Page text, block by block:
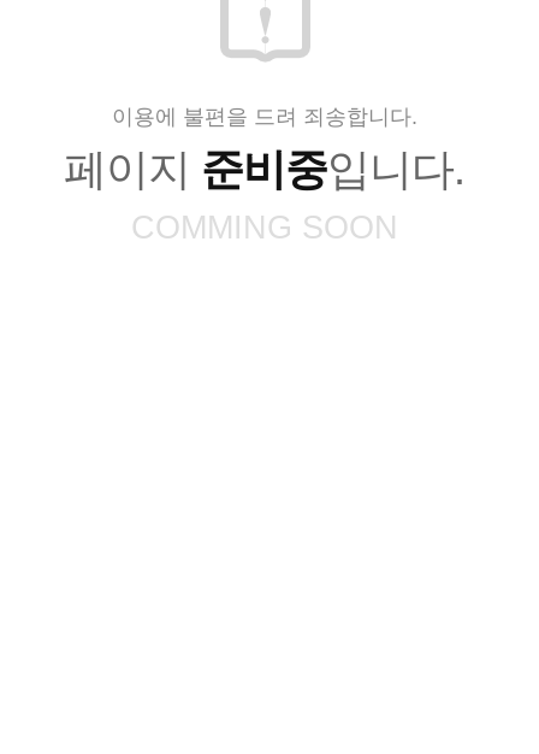
이용에 불편을 드려 죄송합니다.
페이지 준비중입니다.
COMMING SOON